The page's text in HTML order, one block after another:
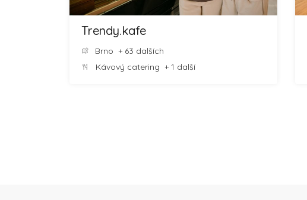
Trendy.kafe
Brno + 63 dalších
Kávový catering + 1 další